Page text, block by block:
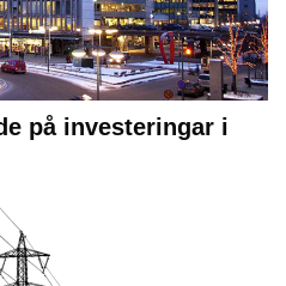
på investeringar i